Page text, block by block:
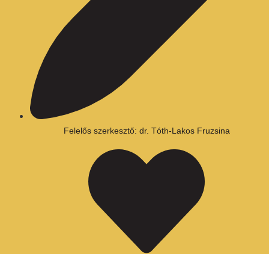
Felelős szerkesztő: dr. Tóth-Lakos Fruzsina